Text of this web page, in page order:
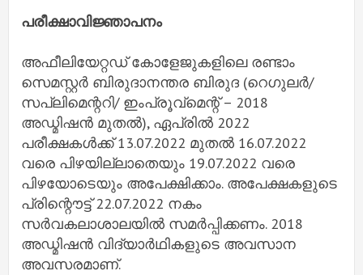
പരീക്ഷാവിജ്ഞാപനം
അഫീലിയേറ്റഡ് കോളേജുകളിലെ രണ്ടാം
സെമസ്റ്റർ ബിരുദാനന്തര ബിരുദ (റെഗുലർ/
സപ്ലിമെന്ററി/ ഇംപ്രൂവ്മെന്റ് – 2018
അഡ്മിഷൻ മുതൽ), ഏപ്രിൽ 2022
പരീക്ഷകൾക്ക് 13.07.2022 മുതൽ 16.07.2022
വരെ പിഴയില്ലാതെയും 19.07.2022 വരെ
പിഴയോടെയും അപേക്ഷിക്കാം. അപേക്ഷകളുടെ
പ്രിന്റൌട്ട് 22.07.2022 നകം
സർവകലാശാലയിൽ സമർപ്പിക്കണം. 2018
അഡ്മിഷൻ വിദ്യാർഥികളുടെ അവസാന
അവസരമാണ്.